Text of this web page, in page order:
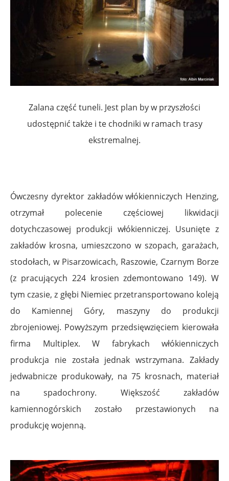
Zalana część tuneli. Jest plan by w przyszłości
udostępnić także i te chodniki w ramach trasy
ekstremalnej.
Ówczesny dyrektor zakładów włókienniczych Henzing,
otrzymał polecenie częściowej likwidacji
dotychczasowej produkcji włókienniczej. Usunięte z
zakładów krosna, umieszczono w szopach, garażach,
stodołach, w Pisarzowicach, Raszowie, Czarnym Borze
(z pracujących 224 krosien zdemontowano 149). W
tym czasie, z głębi Niemiec przetransportowano koleją
do Kamiennej Góry, maszyny do produkcji
zbrojeniowej. Powyższym przedsięwzięciem kierowała
firma Multiplex. W fabrykach włókienniczych
produkcja nie została jednak wstrzymana. Zakłady
jedwabnicze produkowały, na 75 krosnach, materiał
na spadochrony. Większość zakładów
kamiennogórskich zostało przestawionych na
produkcję wojenną.